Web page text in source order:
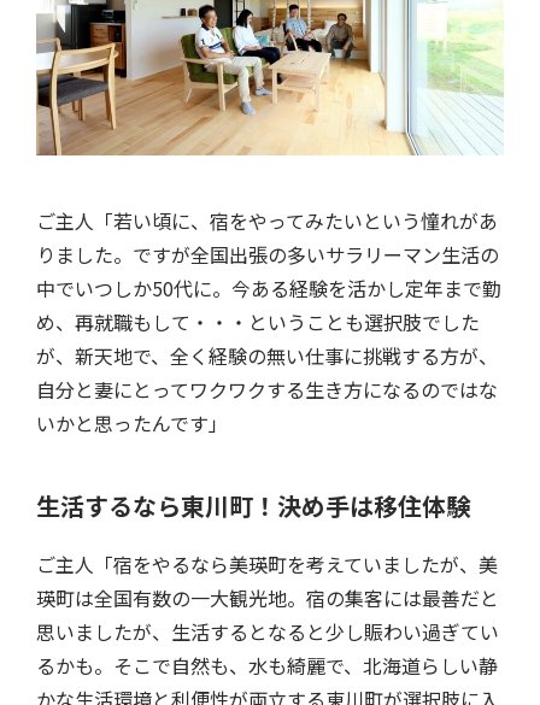
ご主人「若い頃に、宿をやってみたいという憧れがあ
りました。ですが全国出張の多いサラリーマン生活の
中でいつしか50代に。今ある経験を活かし定年まで勤
め、再就職もして・・・ということも選択肢でした
が、新天地で、全く経験の無い仕事に挑戦する方が、
自分と妻にとってワクワクする生き方になるのではな
いかと思ったんです」
生活するなら東川町！決め手は移住体験
ご主人「宿をやるなら美瑛町を考えていましたが、美
瑛町は全国有数の一大観光地。宿の集客には最善だと
思いましたが、生活するとなると少し賑わい過ぎてい
るかも。そこで自然も、水も綺麗で、北海道らしい静